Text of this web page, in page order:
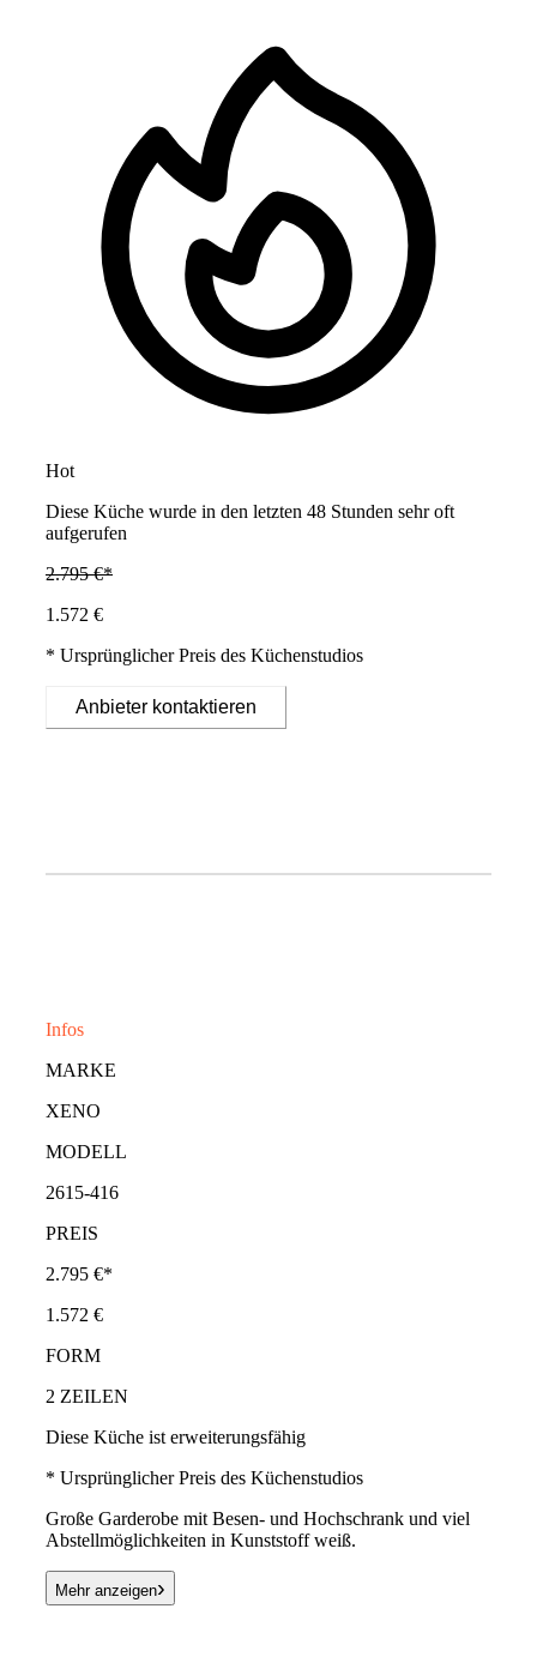
Hot
Diese Küche wurde in den letzten 48 Stunden sehr oft
aufgerufen
2.795 €*
1.572 €
* Ursprünglicher Preis des Küchenstudios
Anbieter kontaktieren
Infos
MARKE
XENO
MODELL
2615-416
PREIS
2.795 €*
1.572 €
FORM
2 ZEILEN
Diese Küche ist erweiterungsfähig
* Ursprünglicher Preis des Küchenstudios
Große Garderobe mit Besen- und Hochschrank und viel
Abstellmöglichkeiten in Kunststoff weiß.
Mehr anzeigen›